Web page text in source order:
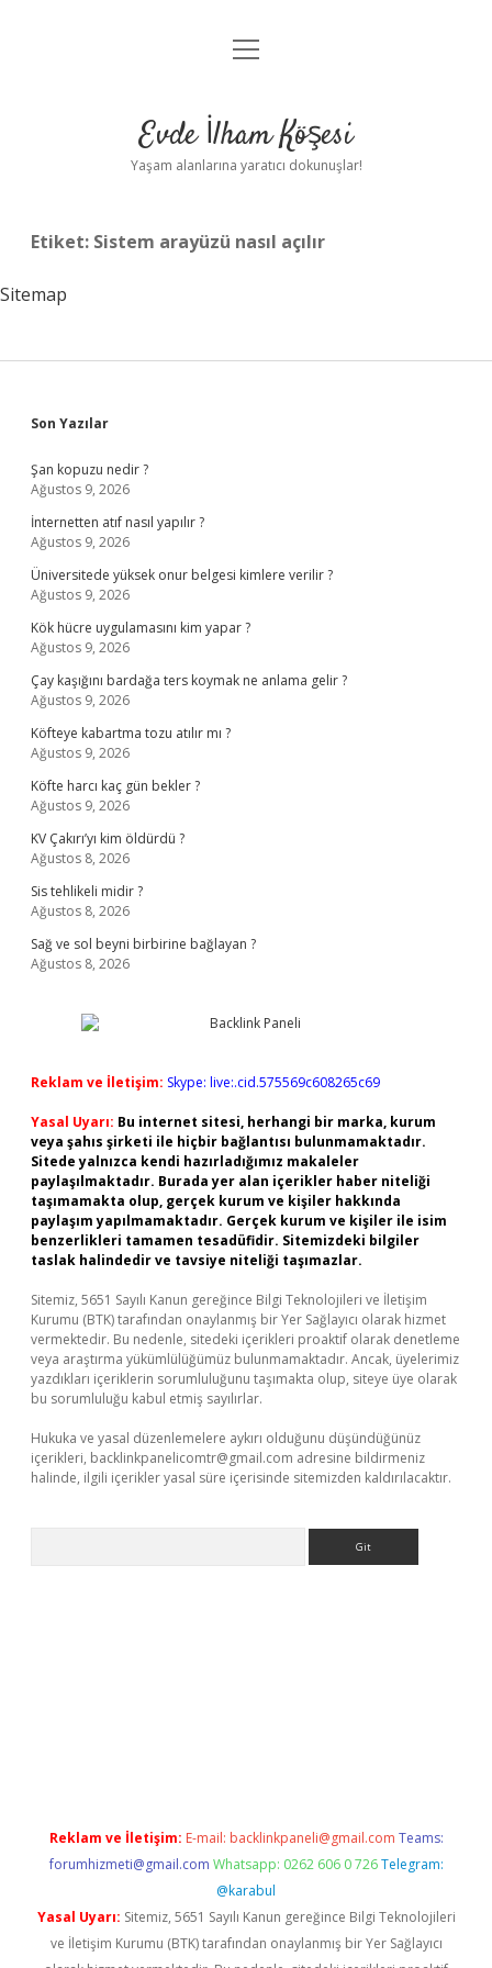
Anasayfa
Yasal Uyarı
menüyü
Evde İlham Köşesi
Yaşam alanlarına yaratıcı dokunuşlar!
Etiket: Sistem arayüzü nasıl açılır
Sitemap
Sidebar
Son Yazılar
Şan kopuzu nedir ?
Ağustos 9, 2026
İnternetten atıf nasıl yapılır ?
Ağustos 9, 2026
Üniversitede yüksek onur belgesi kimlere verilir ?
Ağustos 9, 2026
Kök hücre uygulamasını kim yapar ?
Ağustos 9, 2026
Çay kaşığını bardağa ters koymak ne anlama gelir ?
Ağustos 9, 2026
Köfteye kabartma tozu atılır mı ?
Ağustos 9, 2026
Köfte harcı kaç gün bekler ?
Ağustos 9, 2026
KV Çakırı’yı kim öldürdü ?
Ağustos 8, 2026
Sis tehlikeli midir ?
Ağustos 8, 2026
Sağ ve sol beyni birbirine bağlayan ?
Ağustos 8, 2026
Reklam ve İletişim: Skype: live:.cid.575569c608265c69
Yasal Uyarı: Bu internet sitesi, herhangi bir marka, kurum
veya şahıs şirketi ile hiçbir bağlantısı bulunmamaktadır.
Sitede yalnızca kendi hazırladığımız makaleler
paylaşılmaktadır. Burada yer alan içerikler haber niteliği
taşımamakta olup, gerçek kurum ve kişiler hakkında
paylaşım yapılmamaktadır. Gerçek kurum ve kişiler ile isim
benzerlikleri tamamen tesadüfidir. Sitemizdeki bilgiler
taslak halindedir ve tavsiye niteliği taşımazlar.
Sitemiz, 5651 Sayılı Kanun gereğince Bilgi Teknolojileri ve İletişim
Kurumu (BTK) tarafından onaylanmış bir Yer Sağlayıcı olarak hizmet
vermektedir. Bu nedenle, sitedeki içerikleri proaktif olarak denetleme
veya araştırma yükümlülüğümüz bulunmamaktadır. Ancak, üyelerimiz
yazdıkları içeriklerin sorumluluğunu taşımakta olup, siteye üye olarak
bu sorumluluğu kabul etmiş sayılırlar.
Hukuka ve yasal düzenlemelere aykırı olduğunu düşündüğünüz
içerikleri, backlinkpanelicomtr@gmail.com adresine bildirmeniz
halinde, ilgili içerikler yasal süre içerisinde sitemizden kaldırılacaktır.
Reklam ve İletişim: E-mail: backlinkpaneli@gmail.com Teams:
forumhizmeti@gmail.com Whatsapp: 0262 606 0 726 Telegram:
@karabul
Yasal Uyarı: Sitemiz, 5651 Sayılı Kanun gereğince Bilgi Teknolojileri
ve İletişim Kurumu (BTK) tarafından onaylanmış bir Yer Sağlayıcı